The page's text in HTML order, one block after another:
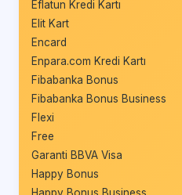
Eflatun Kredi Kartı
Elit Kart
Encard
Enpara.com Kredi Kartı
Fibabanka Bonus
Fibabanka Bonus Business
Flexi
Free
Garanti BBVA Visa
Happy Bonus
Happy Bonus Business